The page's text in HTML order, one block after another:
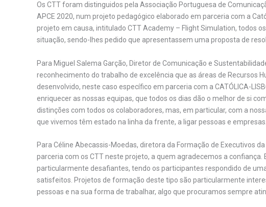
Os CTT foram distinguidos pela Associação Portuguesa de
APCE 2020, num projeto pedagógico elaborado em parceria com a
projeto em causa, intitulado CTT Academy – Flight Simulation, todos
situação, sendo-lhes pedido que apresentassem uma proposta de
Para Miguel Salema Garção, Diretor de Comunicação e
reconhecimento do trabalho de excelência que as áreas de Recursos
desenvolvido, neste caso específico em parceria com a CATÓLICA-
enriquecer as nossas equipas, que todos os dias dão o melhor de si
distinções com todos os colaboradores, mas, em particular, com a
que vivemos têm estado na linha da frente, a ligar pessoas e
Para Céline Abecassis-Moedas, diretora da Formação de Executivos
parceria com os CTT neste projeto, a quem agradecemos a
particularmente desafiantes, tendo os participantes respondido de
satisfeitos. Projetos de formação deste tipo são particularmente
pessoas e na sua forma de trabalhar, algo que procuramos sempre